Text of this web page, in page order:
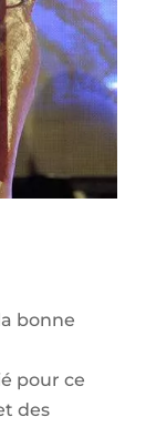
bonne
pour ce
des